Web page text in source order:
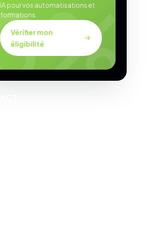
IA pour vos automatisations et
formations.
Vérifier mon
éligibilité